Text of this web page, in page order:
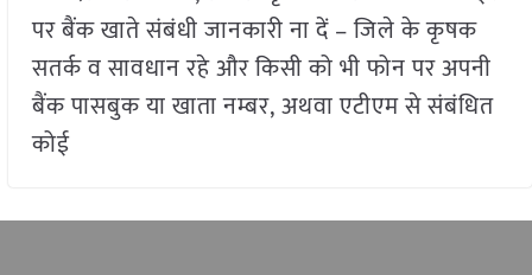
पर बैंक खाते संबंधी जानकारी ना दें – जिले के कृषक
सतर्क व सावधान रहे और किसी को भी फोन पर अपनी
बैंक पासबुक या खाता नम्बर, अथवा एटीएम से संबंधित
कोई